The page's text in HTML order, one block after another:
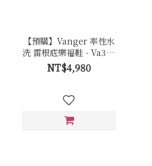
【預購】Vanger 率性水
洗 雷根底樂福鞋 - Va303
咖
NT$4,980